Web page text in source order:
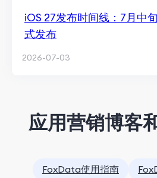
iOS 27发布时间线：7月中
式发布
2026-07-03
应用营销博客
FoxData使用指南